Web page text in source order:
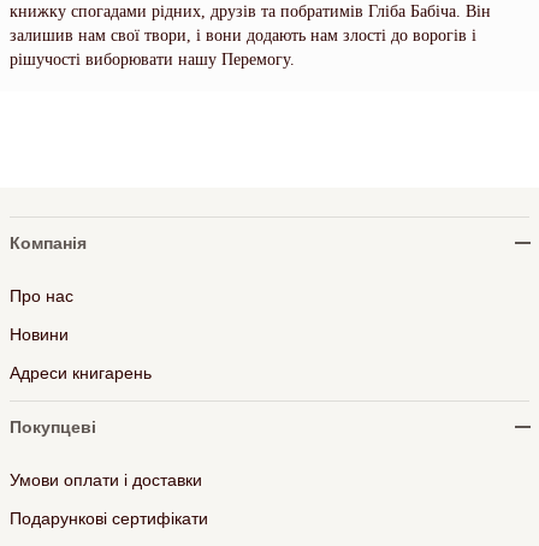
книжку спогадами рідних, друзів та побратимів Гліба Бабіча. Він
залишив нам свої твори, і вони додають нам злості до ворогів і
рішучості виборювати нашу Перемогу.
Компанія
Про нас
Новини
Адреси книгарень
Покупцеві
Умови оплати і доставки
Подарункові сертифікати